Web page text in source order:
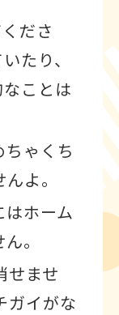
ださ
たり、
ことは
ゃくち
よ。
ホーム
。
せませ
ガイがな